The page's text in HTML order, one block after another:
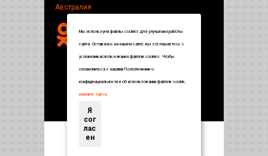
Австралия
Энциклопедия по странам и городам
Мы используем файлы cookies для улучшения работы
сайта. Оставаясь на нашем сайте, вы соглашаетесь с
условиями использования файлов cookies. Чтобы
ознакомиться с нашими Положениями о
конфиденциальности и об использовании файлов cookie,
нажмите здесь.
Я
сог
лас
ен